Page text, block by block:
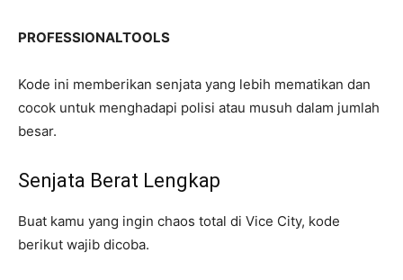
PROFESSIONALTOOLS
Kode ini memberikan senjata yang lebih mematikan dan
cocok untuk menghadapi polisi atau musuh dalam jumlah
besar.
Senjata Berat Lengkap
Buat kamu yang ingin chaos total di Vice City, kode
berikut wajib dicoba.